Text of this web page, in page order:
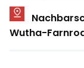
Wutha-